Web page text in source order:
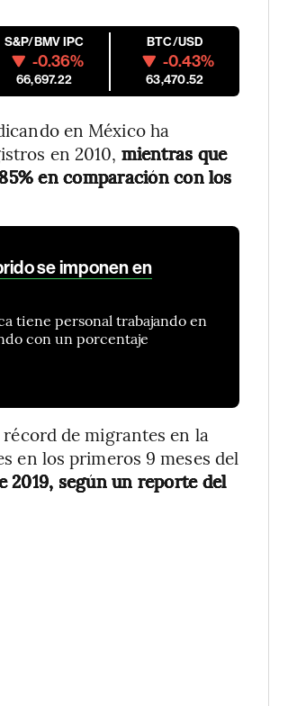
S&P/BMV IPC
-0.36%
66,697.22
BTC/USD
-0.43%
63,470.52
en México ha
en 2010, mientras que
en comparación con los
se imponen en
tiene personal trabajando en
con un porcentaje
de migrantes en la
en los primeros 9 meses del
2019, según un reporte del